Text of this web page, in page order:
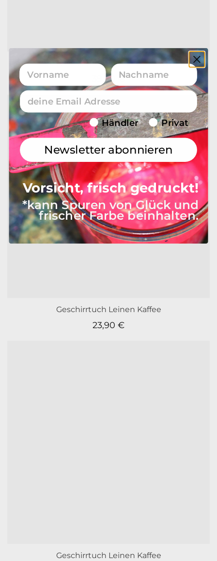
Geschirrtuch Leinen Set – Barista
39,00 €
Geschirrtuch Leinen Kaffee
23,90 €
Geschirrtuch Leinen Kaffee
Vorname Nachname
Email
Endverbraucher/Haendler
Händler Privat
Newsletter abonnieren
Vorsicht, frisch gedruckt!
*kann Spuren von Glück und
frischer Farbe beinhalten.